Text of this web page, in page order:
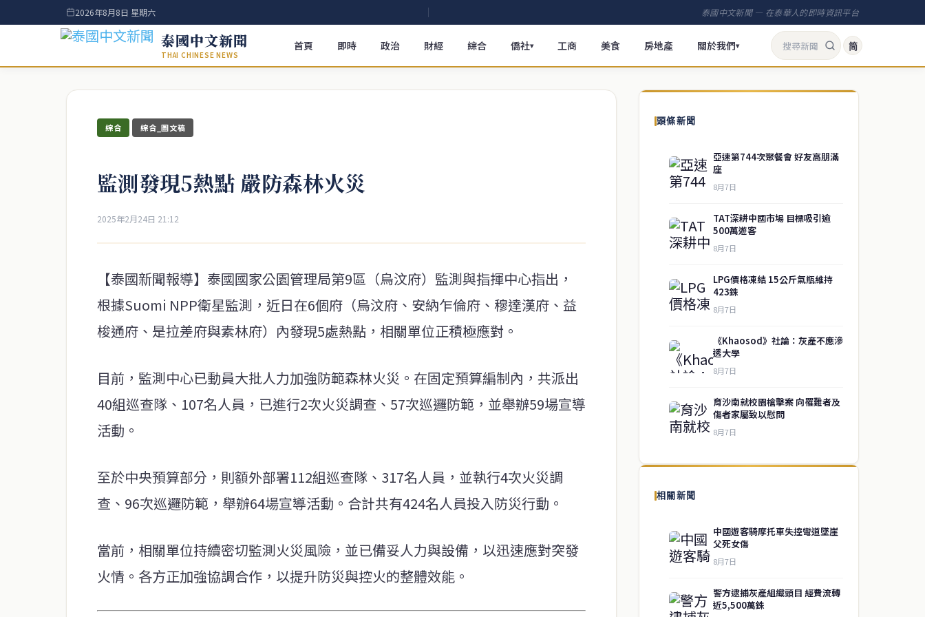
2026年8月8日 星期六 泰國中文新聞 — 在泰華人的即時資訊平台
泰國中文新聞
THAI CHINESE NEWS
首頁 即時 政治 財經 綜合 僑社▾ 工商 美食 房地產 關於我們▾ 简
綜合 綜合_圖文稿
監測發現5熱點 嚴防森林火災
2025年2月24日 21:12
【泰國新聞報導】泰國國家公園管理局第9區（烏汶府）監測與指揮中心指出，
根據Suomi NPP衛星監測，近日在6個府（烏汶府、安納乍倫府、穆達漢府、益
梭通府、是拉差府與素林府）內發現5處熱點，相關單位正積極應對。
目前，監測中心已動員大批人力加強防範森林火災。在固定預算編制內，共派出
40組巡查隊、107名人員，已進行2次火災調查、57次巡邏防範，並舉辦59場宣導
活動。
至於中央預算部分，則額外部署112組巡查隊、317名人員，並執行4次火災調
查、96次巡邏防範，舉辦64場宣導活動。合計共有424名人員投入防災行動。
當前，相關單位持續密切監測火災風險，並已備妥人力與設備，以迅速應對突發
火情。各方正加強協調合作，以提升防災與控火的整體效能。
頭條新聞
亞速第744次聚餐會 好友高朋滿
座
8月7日
TAT深耕中國市場 目標吸引逾
500萬遊客
8月7日
LPG價格凍結 15公斤氣瓶維持
423銖
8月7日
《Khaosod》社論：灰產不應滲
透大學
8月7日
育沙南就校園槍擊案 向罹難者及
傷者家屬致以慰問
8月7日
相關新聞
中國遊客騎摩托車失控彎道墜崖
父死女傷
8月7日
警方逮捕灰產組織頭目 經費流轉
近5,500萬銖